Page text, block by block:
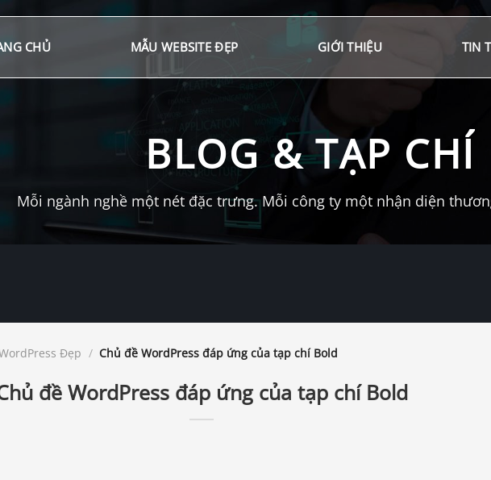
CHỦ MẪU WEBSITE ĐẸP GIỚI THIỆU TIN
BLOG & TẠP CHÍ
Mỗi ngành nghề một nét đặc trưng. Mỗi công ty một nhận diện
Đẹp / Chủ đề WordPress đáp ứng của tạp chí Bold
đề WordPress đáp ứng của tạp chí Bold